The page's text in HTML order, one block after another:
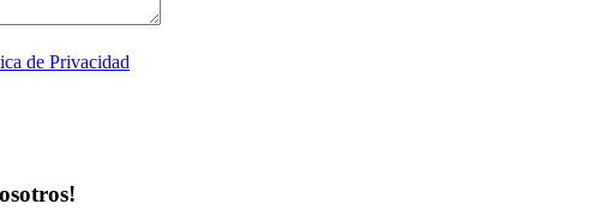
de Privacidad